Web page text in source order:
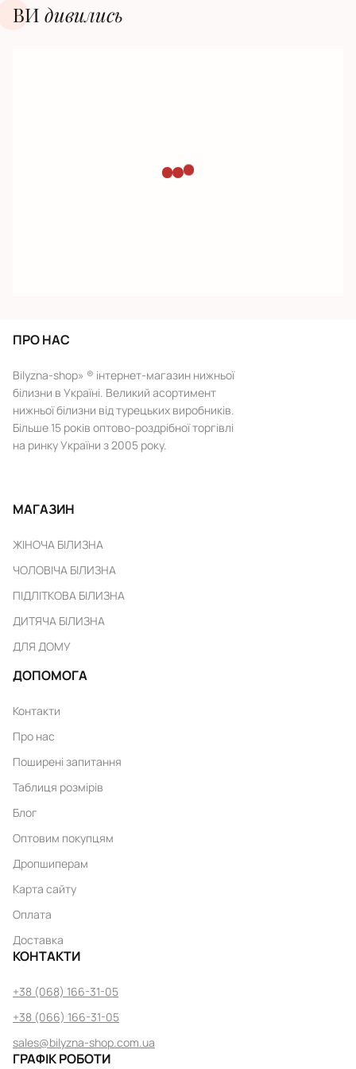
ВИ дивилиcь
ПРО НАС
Bilyzna-shop» ® інтернет-магазин нижньої
білизни в Україні. Великий асортимент
нижньої білизни від турецьких виробників.
Більше 15 років оптово-роздрібної торгівлі
на ринку України з 2005 року.
МАГАЗИН
ЖІНОЧА БІЛИЗНА
ЧОЛОВІЧА БІЛИЗНА
ПІДЛІТКОВА БІЛИЗНА
ДИТЯЧА БІЛИЗНА
ДЛЯ ДОМУ
ДОПОМОГА
Контакти
Про нас
Поширені запитання
Таблиця розмірів
Блог
Оптовим покупцям
Дропшиперам
Карта сайту
Оплата
Доставка
КОНТАКТИ
+38 (068) 166-31-05
+38 (066) 166-31-05
sales@bilyzna-shop.com.ua
ГРАФІК РОБОТИ